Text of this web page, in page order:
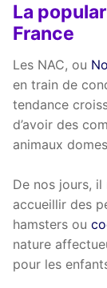
La
France
Les NAC, ou
en train de
tendance
d’avoir des
animaux
De nos jours, il
accueillir des
hamsters ou
nature
pour les